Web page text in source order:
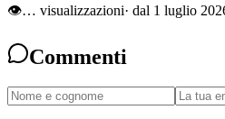
👁… visualizzazioni· dal 1 luglio
Commenti